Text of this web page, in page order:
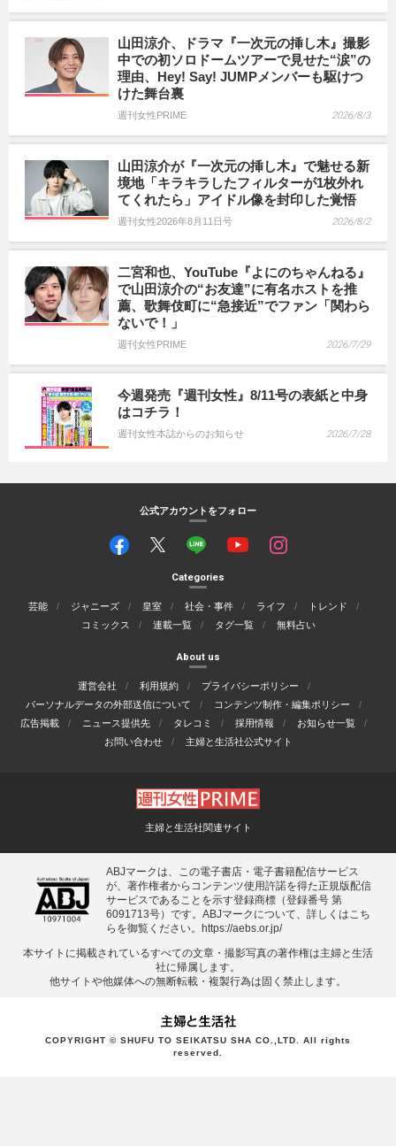
山田涼介、ドラマ『一次元の挿し木』撮影
中での初ソロドームツアーで見せた“涙”の
理由、Hey! Say! JUMPメンバーも駆けつ
けた舞台裏
週刊女性PRIME 2026/8/3
山田涼介が『一次元の挿し木』で魅せる新
境地「キラキラしたフィルターが1枚外れ
てくれたら」アイドル像を封印した覚悟
週刊女性2026年8月11日号 2026/8/2
二宮和也、YouTube『よにのちゃんねる』
で山田涼介の“お友達”に有名ホストを推
薦、歌舞伎町に“急接近”でファン「関わら
ないで！」
週刊女性PRIME 2026/7/29
今週発売『週刊女性』8/11号の表紙と中身
はコチラ！
週刊女性本誌からのお知らせ 2026/7/28
公式アカウントをフォロー
Categories
芸能 ジャニーズ 皇室 社会・事件 ライフ
トレンド
コミックス
連載一覧 タグ一覧 無料占い
About us
運営会社 利用規約
プライバシーポリシー
パーソナルデータの外部送信について
コンテンツ制作・編集ポリシー
広告掲載
ニュース提供先 タレコミ 採用情報
お知らせ一覧
お問い合わせ
主婦と生活社公式サイト
主婦と生活社関連サイト
ABJマークは、この電子書店・電子書籍配信サービス
が、著作権者からコンテンツ使用許諾を得た正規版配信
サービスであることを示す登録商標（登録番号 第
6091713号）です。ABJマークについて、詳しくはこち
らを御覧ください。 https://aebs.or.jp/
本サイトに掲載されているすべての⽂章・撮影写真の著作権は主婦と⽣活
社に帰属します。
他サイトや他媒体への無断転載・複製⾏為は固く禁⽌します。
COPYRIGHT © SHUFU TO SEIKATSU SHA CO.,LTD. All rights
reserved.